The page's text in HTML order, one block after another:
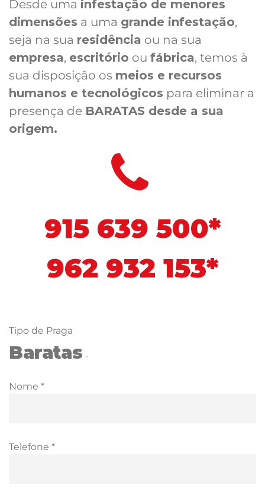
Desde uma infestação de menores
dimensões a uma grande infestação,
seja na sua residência ou na sua
empresa, escritório ou fábrica, temos à
sua disposição os meios e recursos
humanos e tecnológicos para eliminar a
presença de BARATAS desde a sua
origem.
915 639 500*
962 932 153*
Tipo de Praga
Baratas -
Nome *
Telefone *